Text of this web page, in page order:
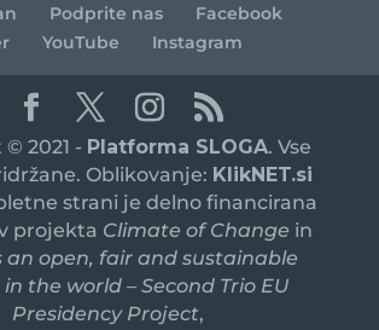
Podprite nas
Facebook
YouTube Instagram
2021 - Platforma SLOGA. Vse
Oblikovanje: KlikNET.si
strani je delno financirana
projekta Climate of Change in
an open, fair and sustainable
the world – Second Trio EU
Presidency Project,